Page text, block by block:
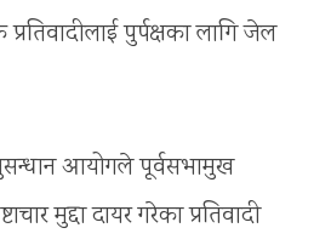
पुर्पक्षका लागि जेल
आयोगले पूर्वसभामुख
मुद्दा दायर गरेका प्रतिवादी